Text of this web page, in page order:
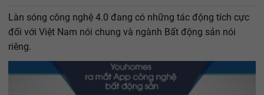
Làn sóng công nghệ 4.0 đang có những tác động tích cực
đối với Việt Nam nói chung và ngành Bất động sản nói
riêng.